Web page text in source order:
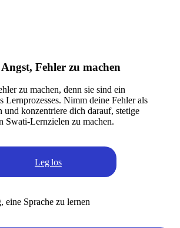
Fehler zu machen
zu machen, denn sie sind ein
Lernprozesses. Nimm deine Fehler als
konzentriere dich darauf, stetige
Swati-Lernzielen zu machen.
Leg los
eine Sprache zu lernen